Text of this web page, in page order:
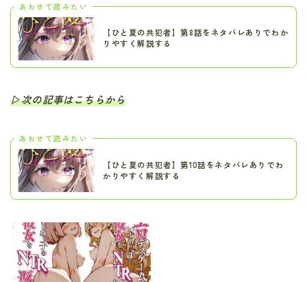
あわせて読みたい
【ひと夏の共犯者】第8話をネタバレありでわか
りやすく解説する
▷次の記事はこちらから
あわせて読みたい
【ひと夏の共犯者】第10話をネタバレありでわ
かりやすく解説する